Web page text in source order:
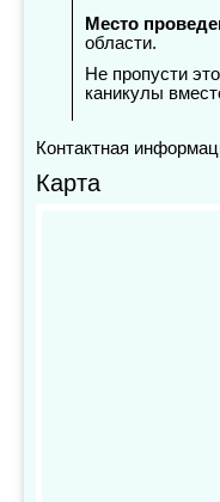
Место
области.
Не пропусти
каникулы
Контактная
Карта